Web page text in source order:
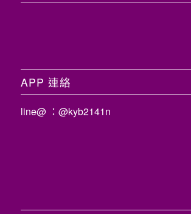
APP 連絡
line@ ：@kyb2141n